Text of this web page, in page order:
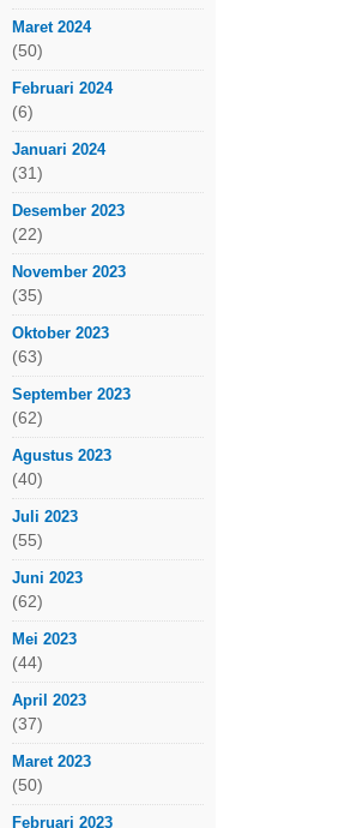
Maret 2024
(50)
Februari 2024
(6)
Januari 2024
(31)
Desember 2023
(22)
November 2023
(35)
Oktober 2023
(63)
September 2023
(62)
Agustus 2023
(40)
Juli 2023
(55)
Juni 2023
(62)
Mei 2023
(44)
April 2023
(37)
Maret 2023
(50)
Februari 2023